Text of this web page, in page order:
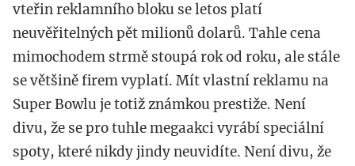
vteřin reklamního bloku se letos platí
neuvěřitelných pět milionů dolarů. Tahle cena
mimochodem strmě stoupá rok od roku, ale stále
se většině firem vyplatí. Mít vlastní reklamu na
Super Bowlu je totiž známkou prestiže. Není
divu, že se pro tuhle megaakci vyrábí speciální
spoty, které nikdy jindy neuvidíte. Není divu, že